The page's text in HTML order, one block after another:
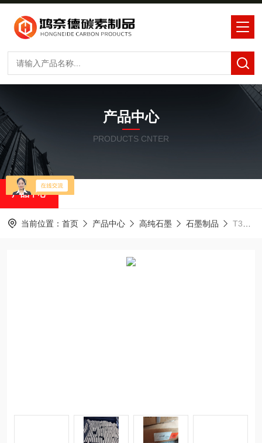
产品中心
PRODUCTS CNTER
产品中心
当前位置： 首页 产品中心 高纯石墨 石墨制品 T398中钢石墨T398石墨方舟石墨碳绳